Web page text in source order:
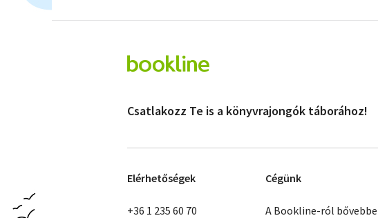
Csatlakozz Te is a könyvrajongók táborához!
Elérhetőségek
+36 1 235 60 70
Cégünk
A Bookline-ról